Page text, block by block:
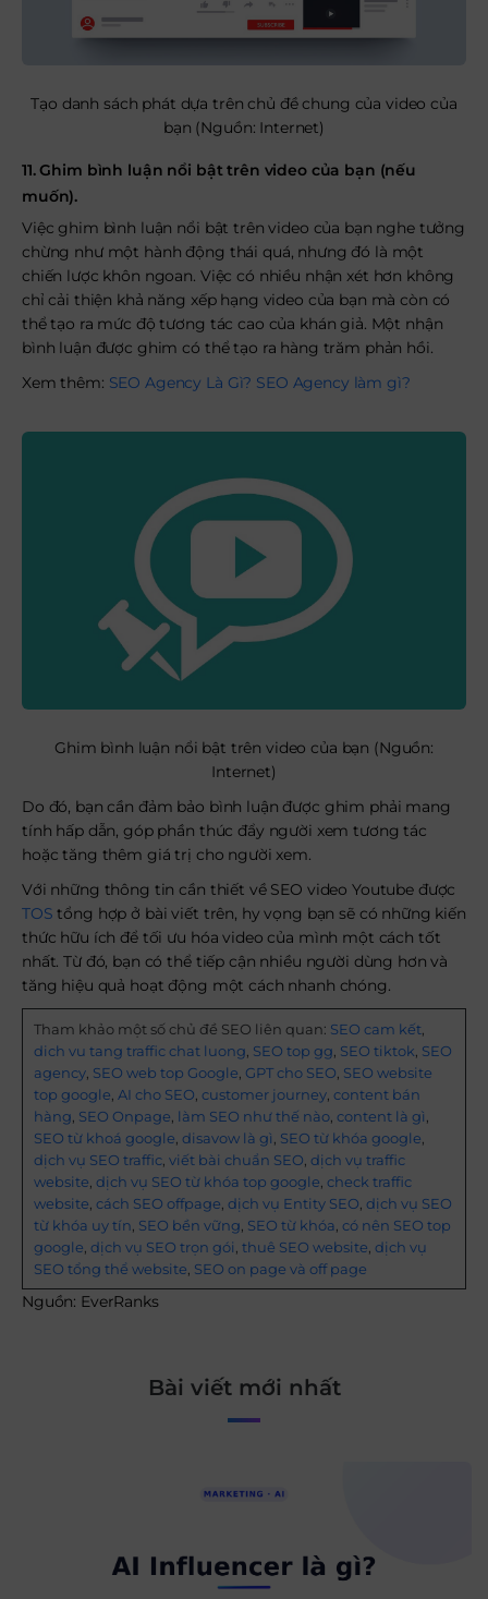
Tạo danh sách phát dựa trên chủ đề chung của video của
bạn (Nguồn: Internet)
11. Ghim bình luận nổi bật trên video của bạn (nếu
muốn).
Việc ghim bình luận nổi bật trên video của bạn nghe tưởng
chừng như một hành động thái quá, nhưng đó là một
chiến lược khôn ngoan. Việc có nhiều nhận xét hơn không
chỉ cải thiện khả năng xếp hạng video của bạn mà còn có
thể tạo ra mức độ tương tác cao của khán giả. Một nhận
bình luận được ghim có thể tạo ra hàng trăm phản hồi.
Xem thêm: SEO Agency Là Gì? SEO Agency làm gì?
Ghim bình luận nổi bật trên video của bạn (Nguồn:
Internet)
Do đó, bạn cần đảm bảo bình luận được ghim phải mang
tính hấp dẫn, góp phần thúc đẩy người xem tương tác
hoặc tăng thêm giá trị cho người xem.
Với những thông tin cần thiết về SEO video Youtube được
TOS tổng hợp ở bài viết trên, hy vọng bạn sẽ có những kiến
thức hữu ích để tối ưu hóa video của mình một cách tốt
nhất. Từ đó, bạn có thể tiếp cận nhiều người dùng hơn và
tăng hiệu quả hoạt động một cách nhanh chóng.
Tham khảo một số chủ đề SEO liên quan: SEO cam kết
dich vu tang traffic chat luong SEO top gg SEO tiktok SEO
agency SEO web top Google GPT cho SEO SEO website
top google AI cho SEO customer journey content bán
hàng SEO Onpage làm SEO như thế nào content là gì
SEO từ khoá google disavow là gì SEO từ khóa google
dịch vụ SEO traffic viết bài chuẩn SEO dịch vụ traffic
website dịch vụ SEO từ khóa top google check traffic
website cách SEO offpage dịch vụ Entity SEO dịch vụ SEO
từ khóa uy tín SEO bền vững SEO từ khóa có nên SEO top
google dịch vụ SEO trọn gói thuê SEO website dịch vụ
SEO tổng thể website SEO on page và off page
Nguồn: EverRanks
Bài viết mới nhất